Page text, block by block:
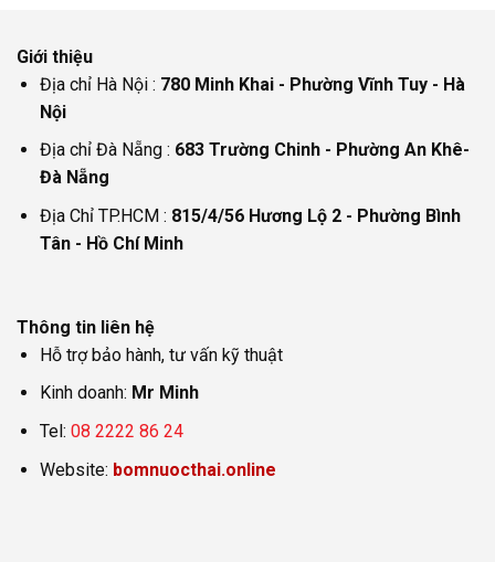
Giới thiệu
Địa chỉ Hà Nội : 780 Minh Khai - Phường Vĩnh Tuy - Hà
Nội
Địa chỉ Đà Nẵng : 683 Trường Chinh - Phường An Khê-
Đà Nẵng
Địa Chỉ TP.HCM : 815/4/56 Hương Lộ 2 - Phường Bình
Tân - Hồ Chí Minh
Thông tin liên hệ
Hỗ trợ bảo hành, tư vấn kỹ thuật
Kinh doanh: Mr Minh
Tel: 08 2222 86 24
Website: bomnuocthai.online